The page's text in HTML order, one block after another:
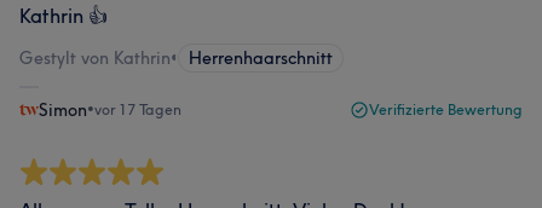
Kathrin 👍
Gestylt von Kathrin• Herrenhaarschnitt
Simon•vor 17 Tagen Verifizierte Bewertung